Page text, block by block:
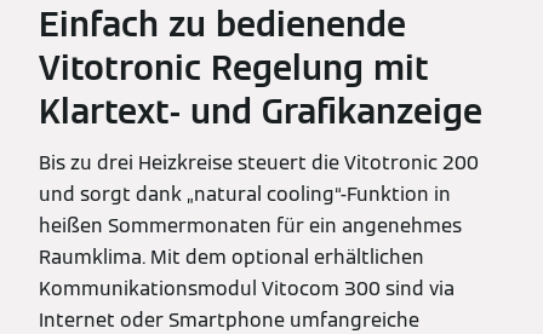
Einfach zu bedienende
Vitotronic Regelung mit
Klartext- und Grafikanzeige
Bis zu drei Heizkreise steuert die Vitotronic 200
und sorgt dank „natural cooling“-Funktion in
heißen Sommermonaten für ein angenehmes
Raumklima. Mit dem optional erhältlichen
Kommunikationsmodul Vitocom 300 sind via
Internet oder Smartphone umfangreiche